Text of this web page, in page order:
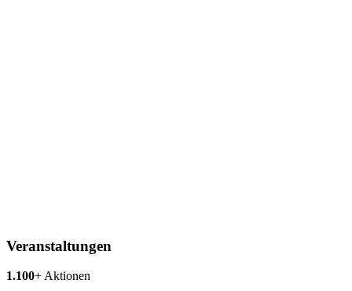
Veranstaltungen
1.100+ Aktionen